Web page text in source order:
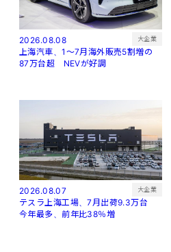
2026.08.08 大企業
上海汽車、1～7月海外販売5割増の
87万台超 NEVが好調
2026.08.07 大企業
テスラ上海工場、7月出荷9.3万台
今年最多、前年比38％増